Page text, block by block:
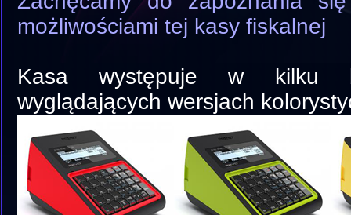
możliwościami tej kasy fiskalnej
Kasa występuje w kilku
wyglądających wersjach